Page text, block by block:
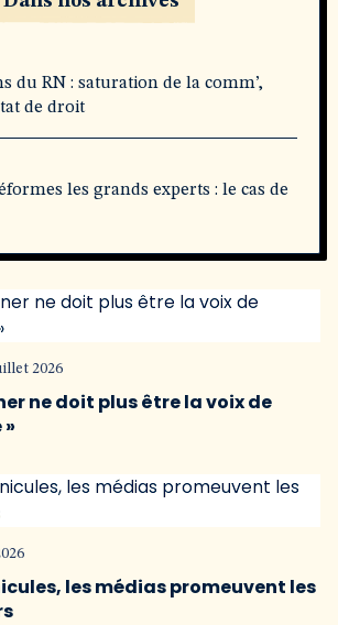
du RN : saturation de la comm’,
de droit
les grands experts : le cas de
2026
ne doit plus être la voix de
les médias promeuvent les